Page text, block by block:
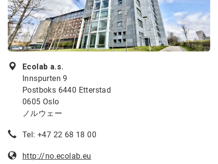
Ecolab a.s.
Innspurten 9
Postboks 6440 Etterstad
0605 Oslo
ノルウェー
Tel: +47 22 68 18 00
http://no.ecolab.eu